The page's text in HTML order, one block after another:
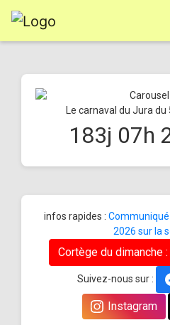
Le carnaval du Jura
183j 07h
infos rapides :
2026 sur la
Cortège du dimanche
Suivez-nous sur :
Instagram